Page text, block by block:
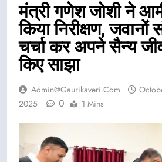
मंत्री गणेश जोशी ने
किया निरीक्षण, जवानों
चर्चा कर अपने सैन्य
किए साझा
Admin@gaurikaveri.com
2025
0 1 Mins